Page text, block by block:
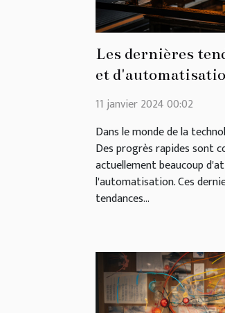
Les dernières
et
11 janvier 2024 00:02
Dans le monde de la
Des progrès rapides sont
actuellement beaucoup
l'automatisation. Ces
tendances...